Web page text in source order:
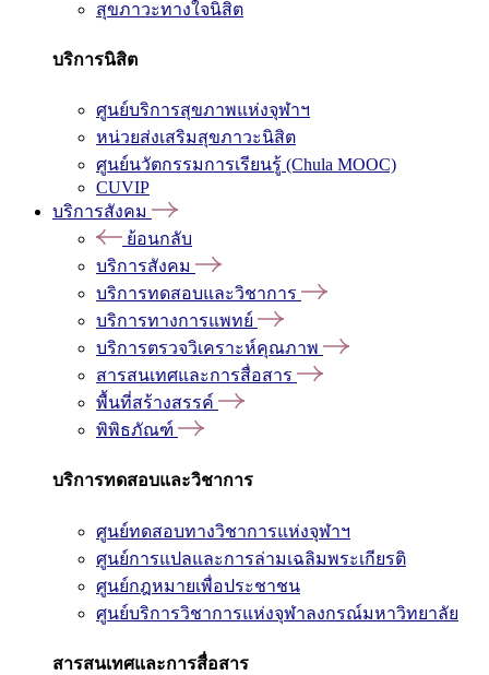
สุขภาวะทางใจนิสิต
บริการนิสิต
ศูนย์บริการสุขภาพแห่งจุฬาฯ
หน่วยส่งเสริมสุขภาวะนิสิต
ศูนย์นวัตกรรมการเรียนรู้ (Chula MOOC)
CUVIP
บริการสังคม
ย้อนกลับ
บริการสังคม
บริการทดสอบและวิชาการ
บริการทางการแพทย์
บริการตรวจวิเคราะห์คุณภาพ
สารสนเทศและการสื่อสาร
พื้นที่สร้างสรรค์
พิพิธภัณฑ์
บริการทดสอบและวิชาการ
ศูนย์ทดสอบทางวิชาการแห่งจุฬาฯ
ศูนย์การแปลและการล่ามเฉลิมพระเกียรติ
ศูนย์กฎหมายเพื่อประชาชน
ศูนย์บริการวิชาการแห่งจุฬาลงกรณ์มหาวิทยาลัย
สารสนเทศและการสื่อสาร